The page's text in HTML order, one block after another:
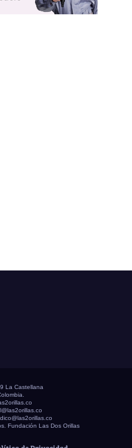
La Castellana
Fundación Las Dos Orillas